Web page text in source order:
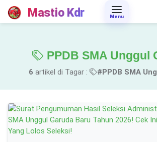
Mastio Kdr Menu
PPDB SMA Unggul
6 artikel di Tagar : #PPDB SMA